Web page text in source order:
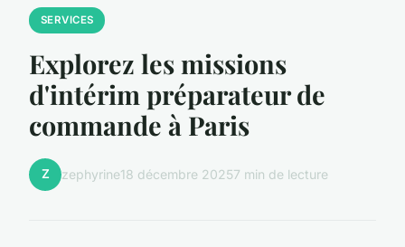
SERVICES
Explorez les missions
d'intérim préparateur de
commande à Paris
Z zephyrine18 décembre 20257 min de lecture